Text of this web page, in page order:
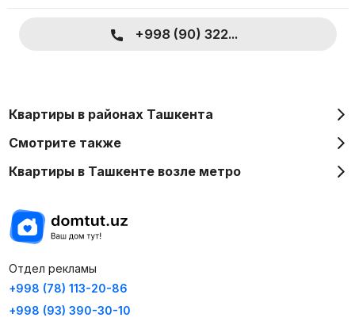
+998 (90) 322...
Квартиры в районах Ташкента
Смотрите также
Квартиры в Ташкенте возле метро
Отдел рекламы
+998 (78) 113-20-86
+998 (93) 390-30-10